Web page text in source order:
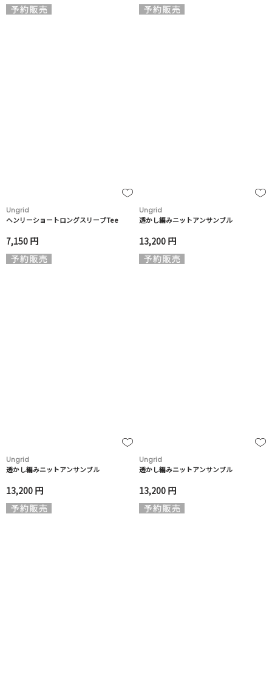
Ungrid
ヘンリーショートロングスリーブTee
7,150 円
Ungrid
透かし編みニットアンサンブル
13,200 円
Ungrid
透かし編みニットアンサンブル
13,200 円
Ungrid
透かし編みニットアンサンブル
13,200 円